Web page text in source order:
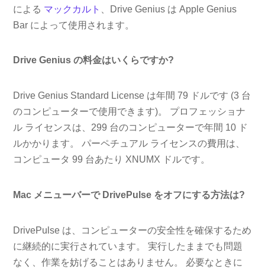
による マックカルト
、Drive Genius は Apple Genius
Bar によって使用されます。
Drive Genius の料金はいくらですか?
Drive Genius Standard License は年間 79 ドルです (3 台
のコンピューターで使用できます)。 プロフェッショナ
ル ライセンスは、299 台のコンピューターで年間 10 ド
ルかかります。 パーペチュアル ライセンスの費用は、
コンピュータ 99 台あたり XNUMX ドルです。
Mac メニューバーで DrivePulse をオフにする方法は?
DrivePulse は、コンピューターの安全性を確保するため
に継続的に実行されています。 実行したままでも問題
なく、作業を妨げることはありません。 必要なときに